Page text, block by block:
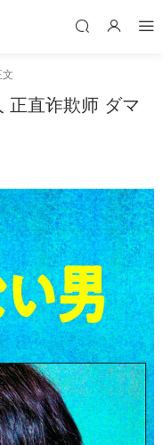
文
正直诈欺师 ダマ